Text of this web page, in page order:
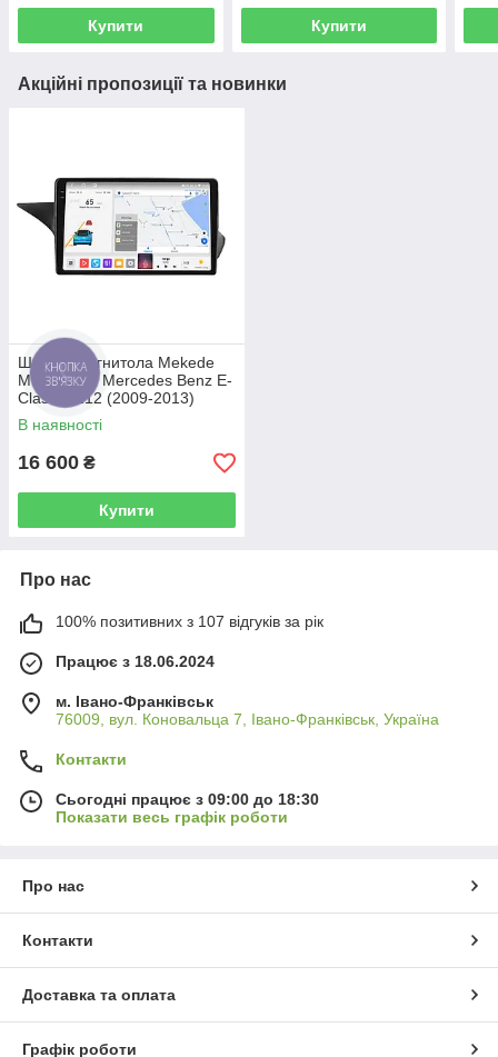
Купити Купити
Акційні пропозиції та новинки
Штатна магнитола Mekede
MS 2k 4/64 Mercedes Benz E-
Class W212 (2009-2013)
CarPlay QleD
В наявності
16 600 ₴
Купити
Про нас
100% позитивних з 107 відгуків за рік
Працює з 18.06.2024
м. Івано-Франківськ
76009, вул. Коновальца 7, Івано-Франківськ, Україна
Контакти
Сьогодні працює з 09:00 до 18:30
Показати весь графік роботи
Про нас
Контакти
Доставка та оплата
Графік роботи